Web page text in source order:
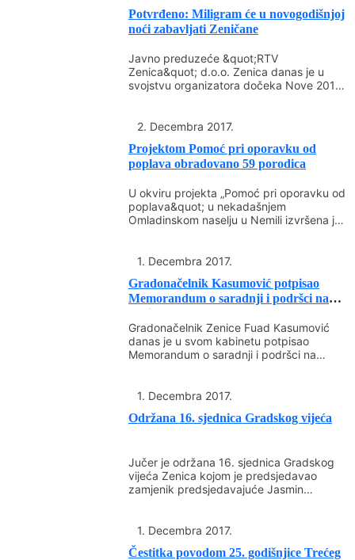
naredbom viših nivoa vlasti za registraciju u
pitanju smanjenje godišnje rezervacije u
iznosu od 20% koju je uvela uprava JP
smanjenje nije odnosilo na prodavce u
dijelu zelene pijace, nego samo prodavce u
zatvorenim boksovima tržnice. Položaj
zakupaca na zelenoj pijaci dodatno
opterećuje i činjenica da su na snagu
stupile Izmjene i dopune zakona o
unutrašnjoj trgovini FBiH kojima se
doprinosa za zakupce. Gradonačelnik Fuad
Kasumović izrazio je spremnost da
pomogne zakupcima i u oviru zakonskih
mogućnosti iznađe rješenje za zakupce na
Gradskoj tržnici, koje neće destabilizirati
poslovanje Javnog preduzeća
dogovoreno da zakupci odrede svoje
predstavnike koji će razgovarati sa
Gradonačelnikom i predstavnicima
resornih službi o konkretnim zahtjevima
Potvrđeno: Miligram će u novogodišnjoj
noći zabavljati Zeničane
Javno preduzeće &quot;RTV
Zenica&quot; d.o.o. Zenica danas je u
svojstvu organizatora dočeka Nove 2018.
2. Decembra 2017.
Projektom Pomoć pri oporavku od
poplava obradovano 59 porodica
U okviru projekta „Pomoć pri oporavku od
poplava&quot; u nekadašnjem
Omladinskom naselju u Nemili izvršena je
1. Decembra 2017.
Gradonačelnik Kasumović potpisao
Memorandum o saradnji i podršci na
projektu...
Gradonačelnik Zenice Fuad Kasumović
danas je u svom kabinetu potpisao
Memorandum o saradnji i podršci na
1. Decembra 2017.
Održana 16. sjednica Gradskog vijeća
Jučer je održana 16. sjednica Gradskog
vijeća Zenica kojom je predsjedavao
zamjenik predsjedavajuće Jasmin
1. Decembra 2017.
Čestitka povodom 25. godišnjice Trećeg